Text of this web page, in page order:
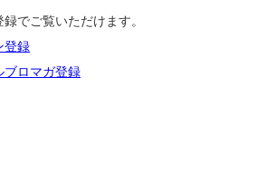
でご覧いただけます。
登録
ブロマガ登録